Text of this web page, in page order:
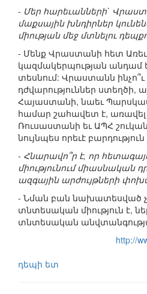
- Մեր հարեւանների`
մաքսային խնդիրներ
միության մեջ մտնելու
- Մենք Վրաստանի հետ
կազմակերպության անդամ
տեսնում: Վրաստանն
դժվարություններ ստեղծի,
Հայաստանի, նաեւ
համար շահավետ է,
Ռուսաստանի եւ ԱՊՀ
նույնպես որեւէ
- Հնարավո՞ր է, որ
միությունում միասնական
ազգային արժույթների
- Նման բան նախատեսված
տնտեսական միություն է,
տնտեսական
http://
դեպի ետ